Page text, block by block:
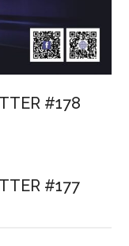
#178
#177